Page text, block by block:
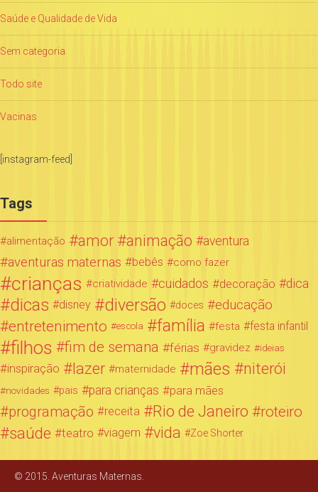
Saúde e Qualidade de Vida
Sem categoria
Todo site
Vacinas
[instagram-feed]
Tags
alimentação amor animação aventura
aventuras maternas bebês como fazer
crianças criatividade cuidados decoração dica
dicas disney diversão doces educação
entretenimento escola família festa festa infantil
filhos fim de semana férias gravidez ideias
inspiração lazer maternidade mães niterói
novidades pais para crianças para mães
programação receita Rio de Janeiro roteiro
saúde teatro viagem vida Zoe Shorter
© 2015. Aventuras Maternas.